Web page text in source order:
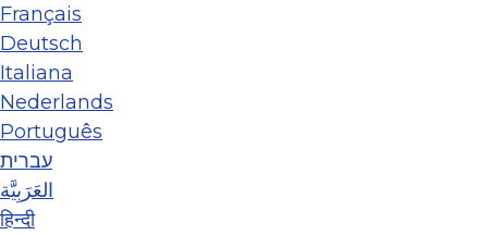
Français
Deutsch
Italiana
Nederlands
Português
עברית
العَرَبِيَّة
हिन्दी